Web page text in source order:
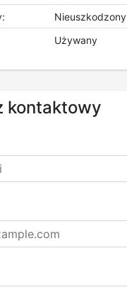
Nieuszkodzony
Używany
kontaktowy